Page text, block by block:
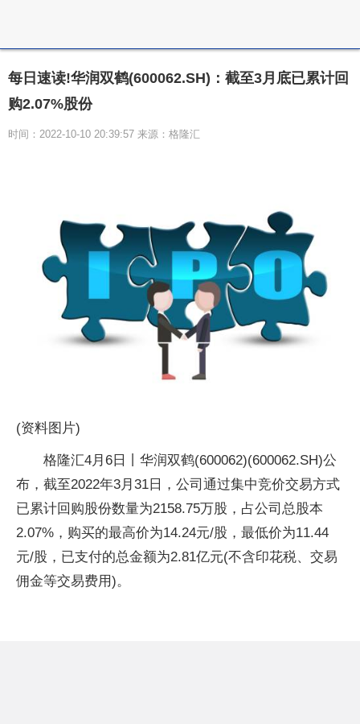
每日速读!华润双鹤(600062.SH)：截至3月底已累计回
购2.07%股份
时间：2022-10-10 20:39:57 来源：格隆汇
(资料图片)
格隆汇4月6日丨华润双鹤(600062)(600062.SH)公
布，截至2022年3月31日，公司通过集中竞价交易方式
已累计回购股份数量为2158.75万股，占公司总股本
2.07%，购买的最高价为14.24元/股，最低价为11.44
元/股，已支付的总金额为2.81亿元(不含印花税、交易
佣金等交易费用)。